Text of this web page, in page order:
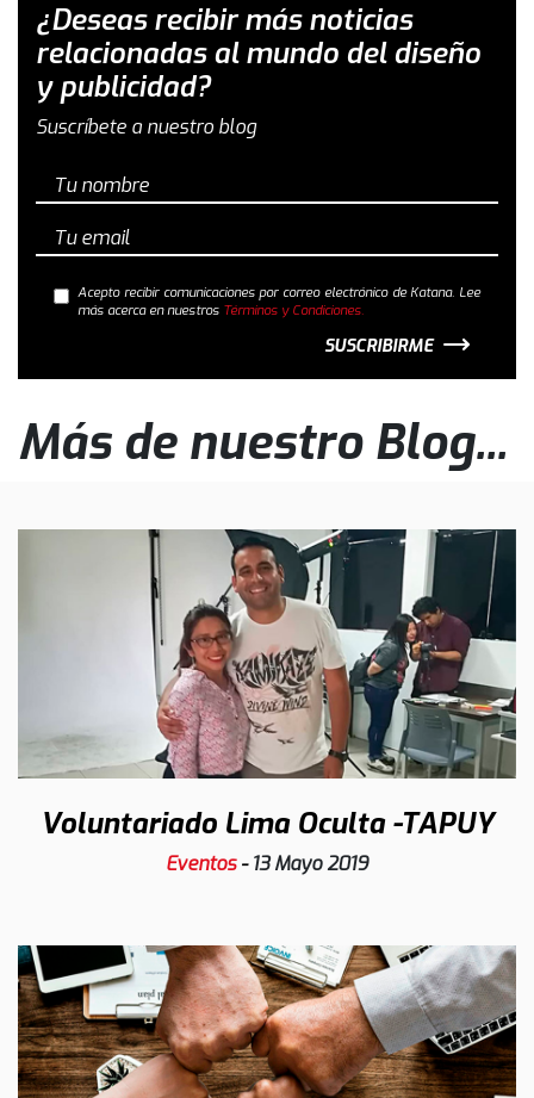
¿Deseas recibir más noticias
relacionadas al mundo del diseño
y publicidad?
Suscríbete a nuestro blog
Acepto recibir comunicaciones por correo electrónico de Katana. Lee
más acerca en nuestros Términos y Condiciones.
SUSCRIBIRME
Más de nuestro Blog...
Voluntariado Lima Oculta -TAPUY
Eventos-13 Mayo 2019